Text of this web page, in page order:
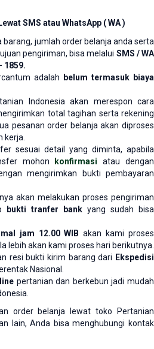
SMS atau WhatsApp ( WA )
jumlah order belanja anda serta
pengiriman, bisa melalui SMS / WA
1859.
adalah
belum termasuk biaya
Indonesia akan merespon cara
total tagihan serta rekening
pesanan order belanja akan diproses
kerja.
sesuai detail yang diminta, apabila
mohon
konfirmasi atau dengan
mengirimkan bukti pembayaran
akan melakukan proses pengiriman
bukti tranfer bank yang sudah bisa
jam 12.00 WIB akan kami proses
lebih akan kami proses hari berikutnya.
resi bukti kirim barang dari Ekspedisi
Nasional.
pertanian dan berkebun jadi mudah
order belanja lewat toko Pertanian
lain, Anda bisa menghubungi kontak